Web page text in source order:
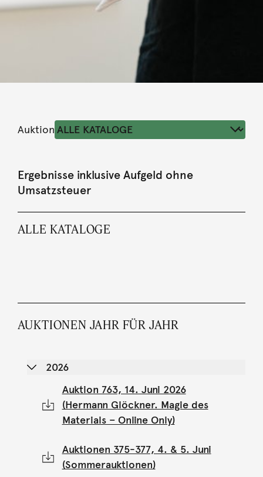
Auktion
Ergebnisse inklusive Aufgeld ohne
Umsatzsteuer
ALLE KATALOGE
AUKTIONEN JAHR FÜR JAHR
2026
Auktion 763, 14. Juni 2026
(Hermann Glöckner. Magie des
Materials – Online Only)
Auktionen 375-377, 4. & 5. Juni
(Sommerauktionen)